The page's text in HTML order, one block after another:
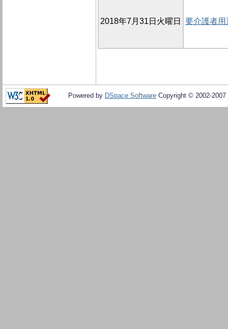
2018年7月31日火曜日 要介護者
Powered by DSpace Software Copyright © 2002-2007